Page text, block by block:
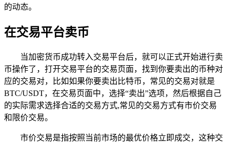
的动态。
在交易平台卖币
当加密货币成功转入交易平台后，就可以正式开始进行卖
币操作了，打开交易平台的交易页面，找到你要卖出的币种对
应的交易对，比如如果你要卖出比特币，常见的交易对就是
BTC/USDT，在交易页面中，选择“卖出”选项，然后根据自己
的实际需求选择合适的交易方式,常见的交易方式有市价交易
和限价交易。
市价交易是指按照当前市场的最优价格立即成交，这种交